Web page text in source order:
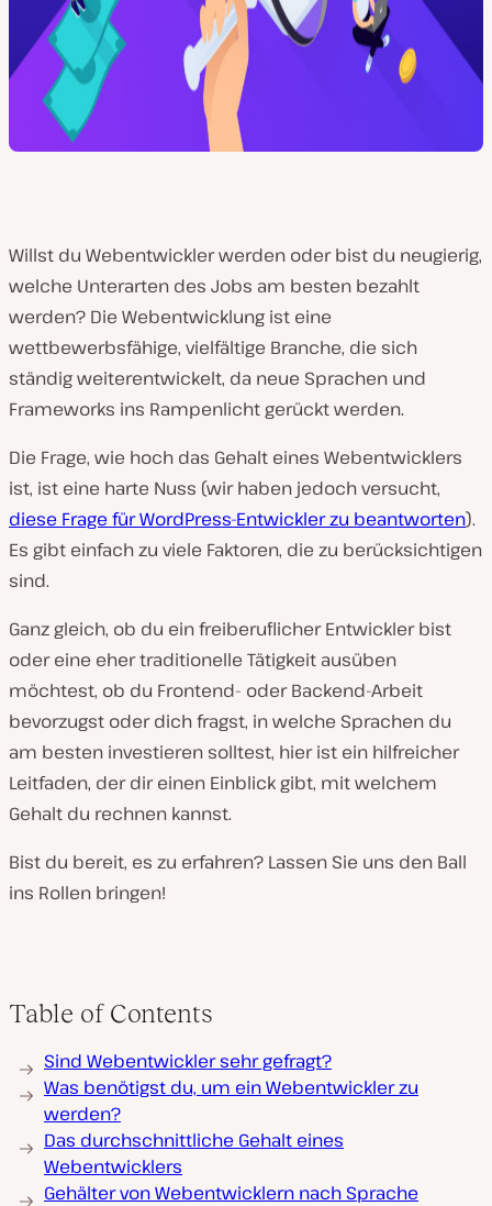
Willst du Webentwickler werden oder bist du neugierig,
welche Unterarten des Jobs am besten bezahlt
werden? Die Webentwicklung ist eine
wettbewerbsfähige, vielfältige Branche, die sich
ständig weiterentwickelt, da neue Sprachen und
Frameworks ins Rampenlicht gerückt werden.
Die Frage, wie hoch das Gehalt eines Webentwicklers
ist, ist eine harte Nuss (wir haben jedoch versucht,
diese Frage für WordPress-Entwickler zu beantworten).
Es gibt einfach zu viele Faktoren, die zu berücksichtigen
sind.
Ganz gleich, ob du ein freiberuflicher Entwickler bist
oder eine eher traditionelle Tätigkeit ausüben
möchtest, ob du Frontend- oder Backend-Arbeit
bevorzugst oder dich fragst, in welche Sprachen du
am besten investieren solltest, hier ist ein hilfreicher
Leitfaden, der dir einen Einblick gibt, mit welchem
Gehalt du rechnen kannst.
Bist du bereit, es zu erfahren? Lassen Sie uns den Ball
ins Rollen bringen!
Table of Contents
Sind Webentwickler sehr gefragt?
Was benötigst du, um ein Webentwickler zu
werden?
Das durchschnittliche Gehalt eines
Webentwicklers
Gehälter von Webentwicklern nach Sprache